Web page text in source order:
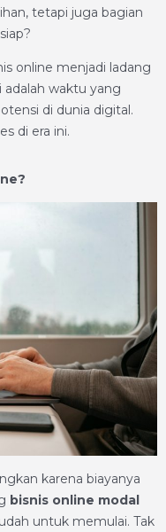
tetapi juga bagian
online menjadi ladang
adalah waktu yang
di dunia digital.
di era ini.
karena biayanya
bisnis online modal
untuk memulai. Tak